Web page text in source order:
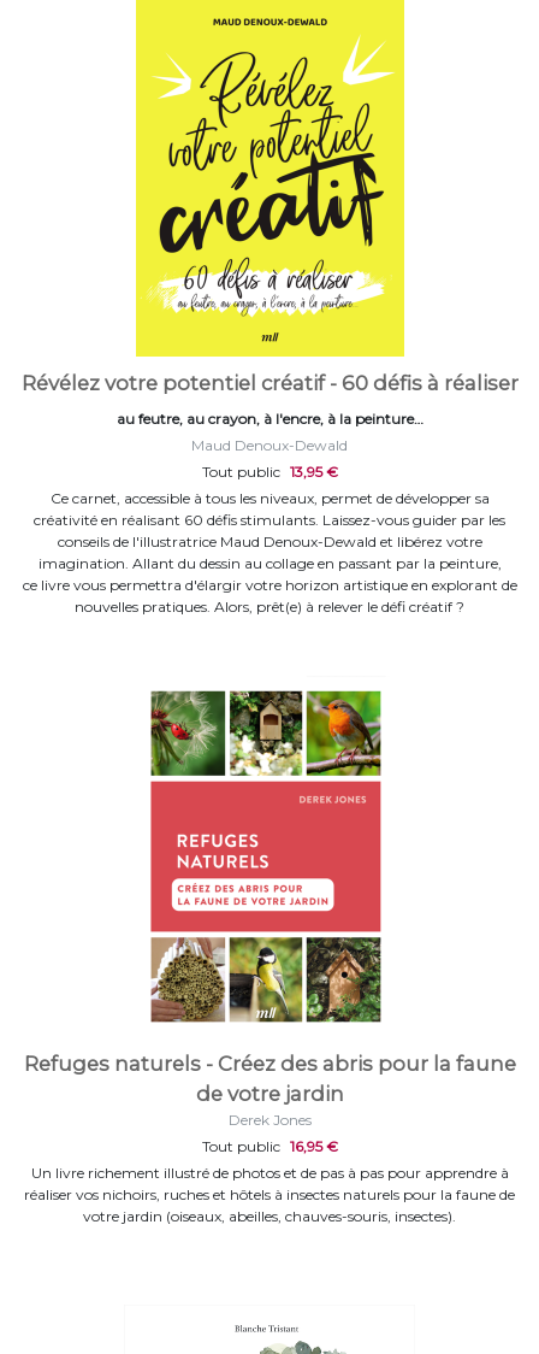
Révélez votre potentiel créatif - 60 défis à réaliser
au feutre, au crayon, à l'encre, à la peinture…
Maud Denoux-Dewald
Tout public 13,95 €
Ce carnet, accessible à tous les niveaux, permet de développer sa
créativité en réalisant 60 défis stimulants. Laissez-vous guider par les
conseils de l'illustratrice Maud Denoux-Dewald et libérez votre
imagination. Allant du dessin au collage en passant par la peinture,
ce livre vous permettra d'élargir votre horizon artistique en explorant de
nouvelles pratiques. Alors, prêt(e) à relever le défi créatif ?
Refuges naturels - Créez des abris pour la faune
de votre jardin
Derek Jones
Tout public 16,95 €
Un livre richement illustré de photos et de pas à pas pour apprendre à
réaliser vos nichoirs, ruches et hôtels à insectes naturels pour la faune de
votre jardin (oiseaux, abeilles, chauves-souris, insectes).